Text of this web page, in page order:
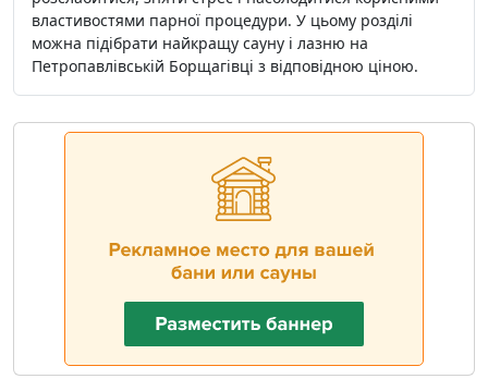
властивостями парної процедури. У цьому розділі
можна підібрати найкращу сауну і лазню на
Петропавлівській Борщагівці з відповідною ціною.